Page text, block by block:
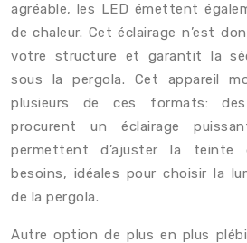
agréable, les LED émettent
de chaleur. Cet éclairage n’est
votre structure et garantit la
sous la pergola. Cet appareil
plusieurs de ces formats:
procurent un éclairage
permettent d’ajuster la teinte
besoins, idéales pour choisir la
de la pergola.
Autre option de plus en plus